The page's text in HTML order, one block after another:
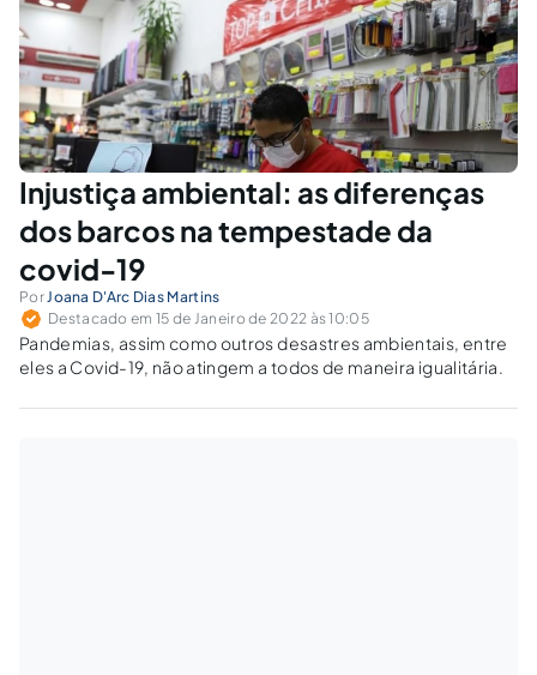
Injustiça ambiental: as diferenças
dos barcos na tempestade da
covid-19
PorJoana D'Arc Dias Martins
Destacado em 15 de Janeiro de 2022 às 10:05
Pandemias, assim como outros desastres ambientais, entre
eles a Covid-19, não atingem a todos de maneira igualitária.